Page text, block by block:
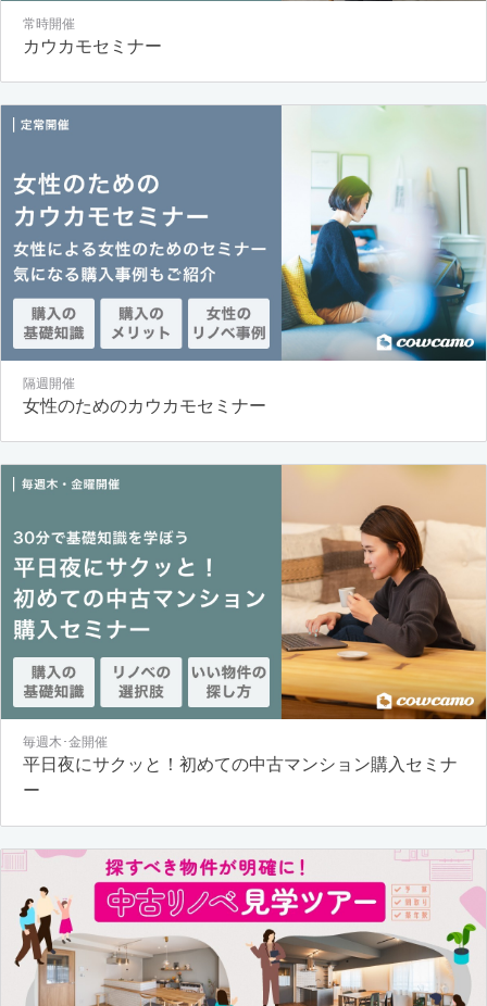
常時開催
カウカモセミナー
隔週開催
女性のためのカウカモセミナー
毎週木･金開催
平日夜にサクッと！初めての中古マンション購入セミナ
ー